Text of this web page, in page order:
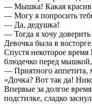
— Мышка! Какая
— Могу я попросить
— Да, дедушка!
— Тогда я хочу
Девочка была в
Спустя некоторое
блюдечко перед мышкой,
— Приятного аппетита,
«Дочка? Вот так да!
Впервые за долгое
подстилке, сладко